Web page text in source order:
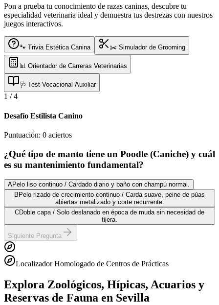
Pon a prueba tu conocimiento de razas caninas, descubre tu
especialidad veterinaria ideal y demuestra tus destrezas con nuestros
juegos interactivos.
🐾 Trivia Estética Canina ✂️ Simulador de Grooming
📊 Orientador de Carreras Veterinarias
🩺 Test Vocacional Auxiliar
1 /4
Desafío Estilista Canino
Puntuación: 0 aciertos
¿Qué tipo de manto tiene un Poodle (Caniche) y cuál
es su mantenimiento fundamental?
APelo liso continuo / Cardado diario y baño con champú normal.
B Pelo rizado de crecimiento continuo / Carda suave, peine de púas
abiertas metalizado y corte recurrente.
CDoble capa / Solo deslanado en época de muda sin necesidad de
tijera.
Siguiente Pregunta
Localizador Homologado de Centros de Prácticas
Explora Zoológicos, Hípicas, Acuarios y
Reservas de Fauna en Sevilla